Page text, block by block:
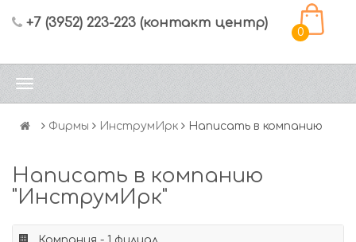
+7 (3952) 223-223 (контакт центр)
0
Фирмы ИнструмИрк Написать в компанию
Написать в компанию
"ИнструмИрк"